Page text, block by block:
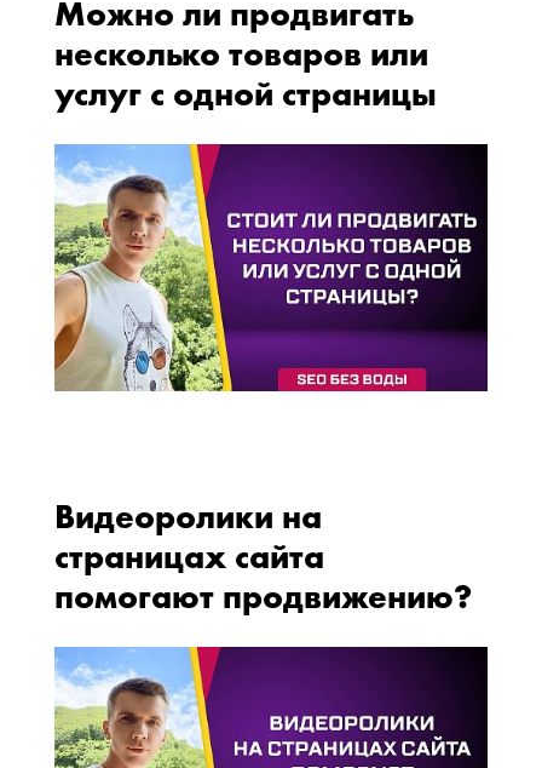
Можно ли продвигать
несколько товаров или
услуг с одной страницы
Видеоролики на
страницах сайта
помогают продвижению?